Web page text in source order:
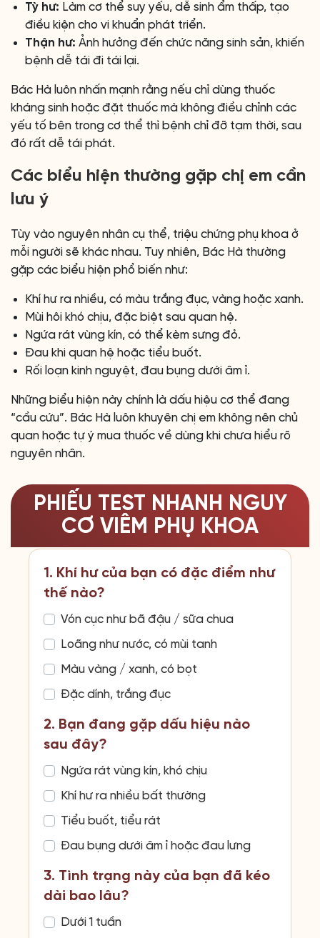
Tỳ hư: Làm cơ thể suy yếu, dễ sinh ẩm thấp, tạo
điều kiện cho vi khuẩn phát triển.
Thận hư: Ảnh hưởng đến chức năng sinh sản, khiến
bệnh dễ tái đi tái lại.
Bác Hà luôn nhấn mạnh rằng nếu chỉ dùng thuốc
kháng sinh hoặc đặt thuốc mà không điều chỉnh các
yếu tố bên trong cơ thể thì bệnh chỉ đỡ tạm thời, sau
đó rất dễ tái phát.
Các biểu hiện thường gặp chị em cần
lưu ý
Tùy vào nguyên nhân cụ thể, triệu chứng phụ khoa ở
mỗi người sẽ khác nhau. Tuy nhiên, Bác Hà thường
gặp các biểu hiện phổ biến như:
Khí hư ra nhiều, có màu trắng đục, vàng hoặc xanh.
Mùi hôi khó chịu, đặc biệt sau quan hệ.
Ngứa rát vùng kín, có thể kèm sưng đỏ.
Đau khi quan hệ hoặc tiểu buốt.
Rối loạn kinh nguyệt, đau bụng dưới âm ỉ.
Những biểu hiện này chính là dấu hiệu cơ thể đang
“cầu cứu”. Bác Hà luôn khuyên chị em không nên chủ
quan hoặc tự ý mua thuốc về dùng khi chưa hiểu rõ
nguyên nhân.
PHIẾU TEST NHANH NGUY
CƠ VIÊM PHỤ KHOA
1. Khí hư của bạn có đặc điểm như
thế nào?
Vón cục như bã đậu / sữa chua
Loãng như nước, có mùi tanh
Màu vàng / xanh, có bọt
Đặc dính, trắng đục
2. Bạn đang gặp dấu hiệu nào
sau đây?
Ngứa rát vùng kín, khó chịu
Khí hư ra nhiều bất thường
Tiểu buốt, tiểu rát
Đau bụng dưới âm ỉ hoặc đau lưng
3. Tình trạng này của bạn đã kéo
dài bao lâu?
Dưới 1 tuần